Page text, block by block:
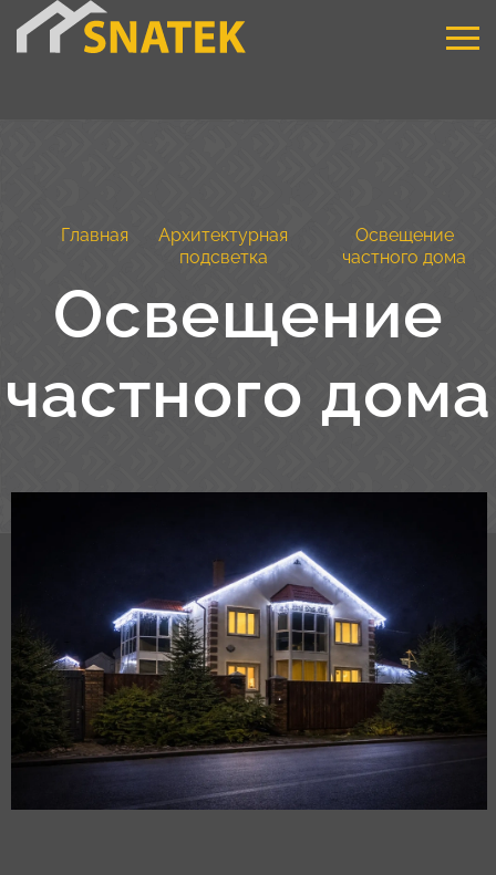
Главная
Архитектурная
подсветка
Освещение
частного дома
Освещение
частного дома